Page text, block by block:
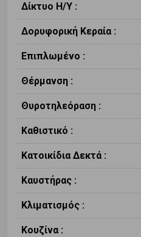
Δίκτυο Η/Υ :
Δορυφορική Κεραία :
Επιπλωμένο :
Θέρμανση :
Θυροτηλεόραση :
Καθιστικό :
Κατοικίδια Δεκτά :
Καυστήρας :
Κλιματισμός :
Κουζίνα :